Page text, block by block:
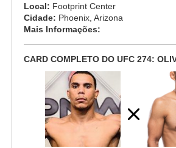
Local: Footprint Center
Cidade: Phoenix, Arizona
Mais Informações:
CARD COMPLETO DO UFC 274: